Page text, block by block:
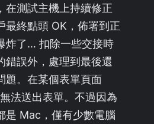
在測試主機上持續修正
最終點頭 OK，佈署到正
炸了… 扣除一些交接時
錯誤外，處理到最後還
題。在某個表單頁面
法送出表單。不過因為
是 Mac，僅有少數電腦